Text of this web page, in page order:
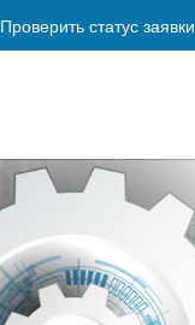
Проверить статус заявки